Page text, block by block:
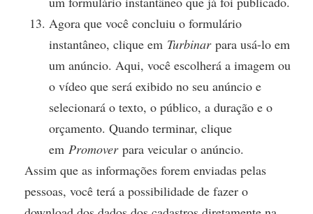
Agora que você concluiu o formulário
instantâneo, clique em Turbinarpara usá-lo em
um anúncio. Aqui, você escolherá a imagem ou
o vídeo que será exibido no seu anúncio e
selecionará o texto, o público, a duração e o
orçamento. Quando terminar, clique
em Promoverpara veicular o anúncio.
Assim que as informações forem enviadas pelas
pessoas, você terá a possibilidade de fazer o